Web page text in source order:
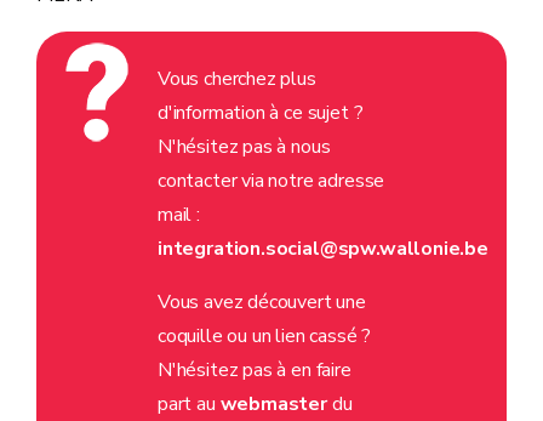
Vous cherchez plus
d'information à ce sujet ?
N'hésitez pas à nous
contacter via notre adresse
mail :
integration.social@spw.wallonie.be
Vous avez découvert une
coquille ou un lien cassé ?
N'hésitez pas à en faire
part au webmasterdu